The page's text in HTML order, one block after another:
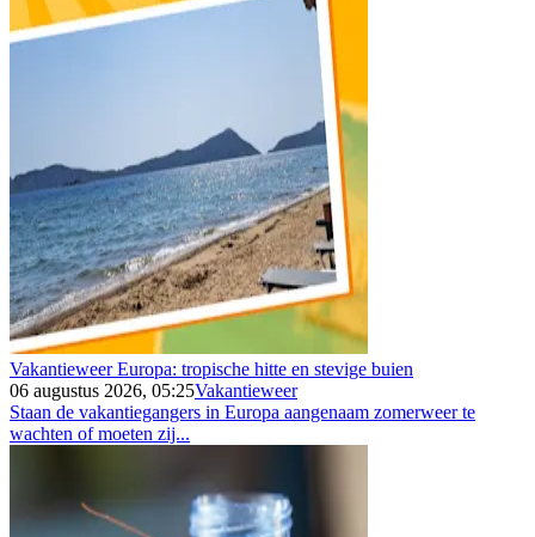
Vakantieweer Europa: tropische hitte en stevige buien
06 augustus 2026, 05:25Vakantieweer
Staan de vakantiegangers in Europa aangenaam zomerweer te
wachten of moeten zij...